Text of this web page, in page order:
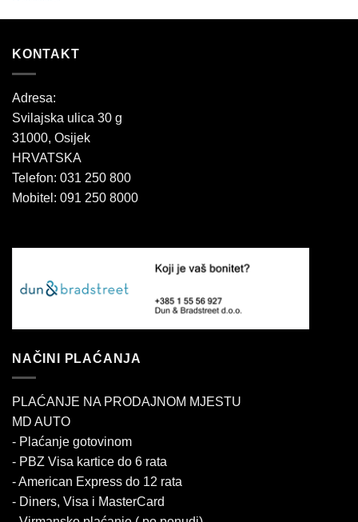
KONTAKT
Adresa:
Svilajska ulica 30 g
31000, Osijek
HRVATSKA
Telefon: 031 250 800
Mobitel: 091 250 8000
NAČINI PLAĆANJA
PLAĆANJE NA PRODAJNOM MJESTU
MD AUTO
- Plaćanje gotovinom
- PBZ Visa kartice do 6 rata
- American Express do 12 rata
- Diners, Visa i MasterCard